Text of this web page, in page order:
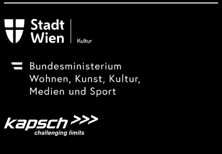
Subventionsgeber